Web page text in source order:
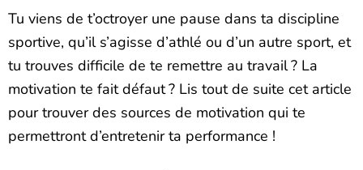
Tu viens de t’octroyer une pause dans ta discipline
sportive, qu’il s’agisse d’athlé ou d’un autre sport, et
tu trouves difficile de te remettre au travail ? La
motivation te fait défaut ? Lis tout de suite cet article
pour trouver des sources de motivation qui te
permettront d’entretenir ta performance !